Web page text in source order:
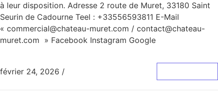
à leur disposition. Adresse 2 route de Muret, 33180 Saint
Seurin de Cadourne Teel : +33556593811 E-Mail
« commercial@chateau-muret.com / contact@chateau-
muret.com » Facebook Instagram Google
février 24, 2026 /